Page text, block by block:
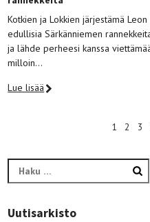
Kotkien ja Lokkien järjestämä
edullisia Särkänniemen
ja lähde perheesi kanssa
milloin…
Lue lisää
1 2 3
Haku:
Uutisarkisto